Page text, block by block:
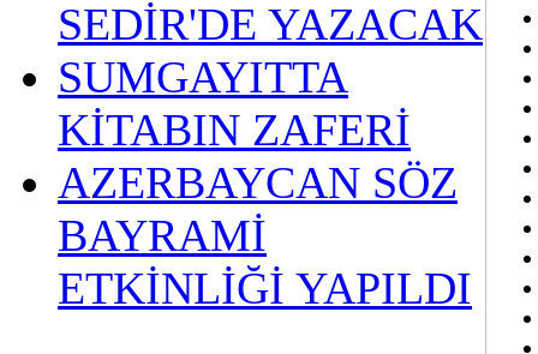
SEDİR'DE YAZACAK
SUMGAYITTA
KİTABIN ZAFERİ
AZERBAYCAN SÖZ
BAYRAMİ
ETKİNLİĞİ YAPILDI